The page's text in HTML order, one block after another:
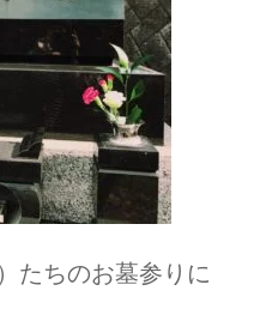
たちのお墓参りに